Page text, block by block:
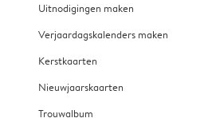
Uitnodigingen maken
Verjaardagskalenders maken
Kerstkaarten
Nieuwjaarskaarten
Trouwalbum